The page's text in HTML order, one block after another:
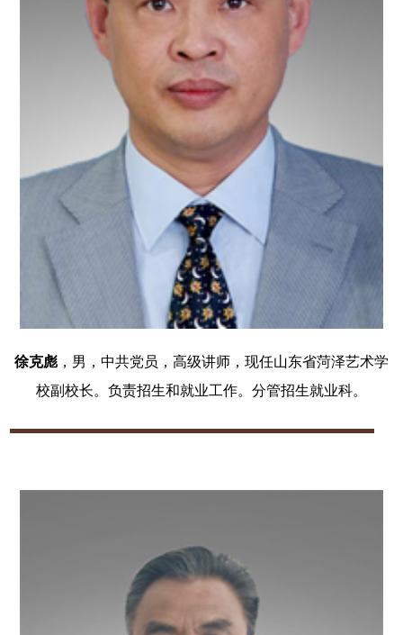
徐克彪 ，男，中共党员，高级讲师，现任山东省菏泽艺术学
校副校长。负责招生和就业工作。分管招生就业科。